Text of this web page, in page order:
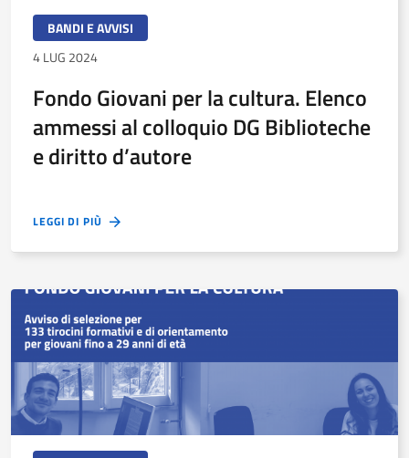
BANDI E AVVISI
4 LUG 2024
Fondo Giovani per la cultura. Elenco
ammessi al colloquio DG Biblioteche
e diritto d’autore
LEGGI DI PIÙ